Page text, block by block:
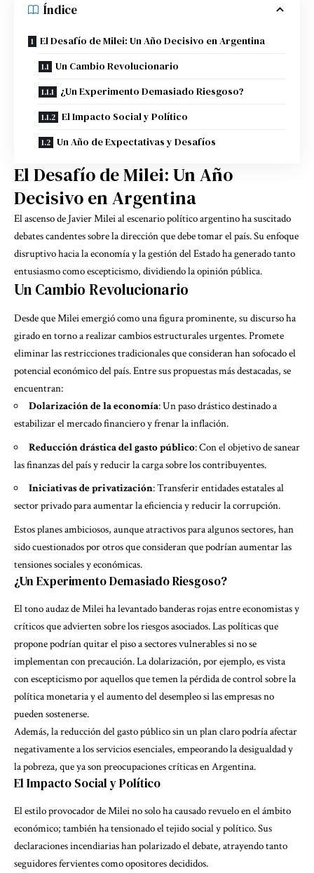
Índice
El Desafío de Milei: Un Año Decisivo en Argentina
Un Cambio Revolucionario
¿Un Experimento Demasiado Riesgoso?
El Impacto Social y Político
Un Año de Expectativas y Desafíos
El Desafío de Milei: Un Año
Decisivo en Argentina
El ascenso de Javier Milei al escenario político argentino ha suscitado
debates candentes sobre la dirección que debe tomar el país. Su enfoque
disruptivo hacia la economía y la gestión del Estado ha generado tanto
entusiasmo como escepticismo, dividiendo la opinión pública.
Un Cambio Revolucionario
Desde que Milei emergió como una figura prominente, su discurso ha
girado en torno a realizar cambios estructurales urgentes. Promete
eliminar las restricciones tradicionales que consideran han sofocado el
potencial económico del país. Entre sus propuestas más destacadas, se
encuentran:
Dolarización de la economía: Un paso drástico destinado a
estabilizar el mercado financiero y frenar la inflación.
Reducción drástica del gasto público: Con el objetivo de sanear
las finanzas del país y reducir la carga sobre los contribuyentes.
Iniciativas de privatización: Transferir entidades estatales al
sector privado para aumentar la eficiencia y reducir la corrupción.
Estos planes ambiciosos, aunque atractivos para algunos sectores, han
sido cuestionados por otros que consideran que podrían aumentar las
tensiones sociales y económicas.
¿Un Experimento Demasiado Riesgoso?
El tono audaz de Milei ha levantado banderas rojas entre economistas y
críticos que advierten sobre los riesgos asociados. Las políticas que
propone podrían quitar el piso a sectores vulnerables si no se
implementan con precaución. La dolarización, por ejemplo, es vista
con escepticismo por aquellos que temen la pérdida de control sobre la
política monetaria y el aumento del desempleo si las empresas no
pueden sostenerse.
Además, la reducción del gasto público sin un plan claro podría afectar
negativamente a los servicios esenciales, empeorando la desigualdad y
la pobreza, que ya son preocupaciones críticas en Argentina.
El Impacto Social y Político
El estilo provocador de Milei no solo ha causado revuelo en el ámbito
económico; también ha tensionado el tejido social y político. Sus
declaraciones incendiarias han polarizado el debate, atrayendo tanto
seguidores fervientes como opositores decididos.